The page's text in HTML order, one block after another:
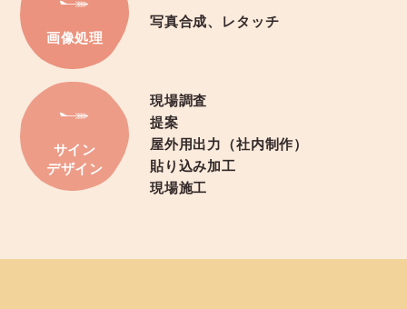
画像処理
写真合成、レタッチ
サイン
デザイン
現場調査
提案
屋外用出力（社内制作）
貼り込み加工
現場施工